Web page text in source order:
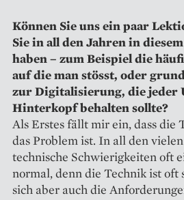
Können Sie uns ein paar
Sie in all den Jahren in
haben – zum Beispiel die
auf die man stösst, oder
zur Digi­talisierung, die jeder
Hinterkopf behalten sollte?
Als Erstes fällt mir ein, dass die
das Problem ist. In all den
technische Schwierigkeiten oft
normal, denn die Technik ist oft
sich aber auch die